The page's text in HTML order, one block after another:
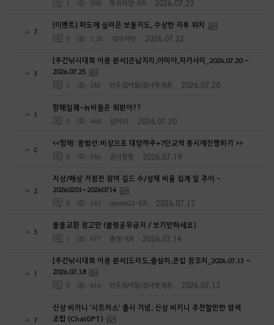
1 308 흑귀하양-KR 2026.07.23
7
[이벤트] 파도에 실려온 보물지도, 수상한 자루 위치
0 1.2K 김의하린 2026.07.22
3
[주간낚시대회 어종 분석]큰납지리,아미아,자가사리_2026.07.20 ~
2026.07.25
2 265 만두집아들I검사학개론 2026.07.20
1
항해일퀘-뉴비들은 뭐받아??
0 448 섭이01 2026.07.20
0
<<항해: 중범선:비상으로 대양까주+7단교역 동시에진행하기 >>
0 386 궁디팡팡 2026.07.19
2
지상/해상 거점전 참여 길드 수/성채 비율 집계 및 추이 -
20260201~20260714
0 342 omote23-KR 2026.07.17
3
물물교환 참고만 (불펌공유금지 / 보기만하세요)
1 677 춉찡-KR 2026.07.14
1
[주간낚시대회 어종 분석]도라도,줄삼치,큰입 창꼬치_2026.07.13 ~
2026.07.18
0 616 만두집아들I검사학개론 2026.07.13
7
신상 비키니 '시트러스' 출시 기념, 신상 비키니 추천할만한 염색
조합 (ChatGPT)